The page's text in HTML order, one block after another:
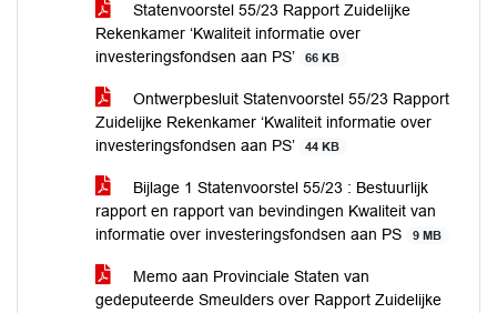
Statenvoorstel 55/23 Rapport Zuidelijke
Rekenkamer ‘Kwaliteit informatie over
investeringsfondsen aan PS’
66 KB
Ontwerpbesluit Statenvoorstel 55/23 Rapport
Zuidelijke Rekenkamer ‘Kwaliteit informatie over
investeringsfondsen aan PS’
44 KB
Bijlage 1 Statenvoorstel 55/23 : Bestuurlijk
rapport en rapport van bevindingen Kwaliteit van
informatie over investeringsfondsen aan PS
9 MB
Memo aan Provinciale Staten van
gedeputeerde Smeulders over Rapport Zuidelijke